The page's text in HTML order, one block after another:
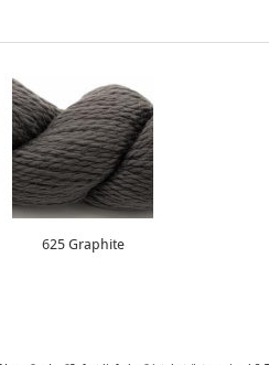
625 Graphite